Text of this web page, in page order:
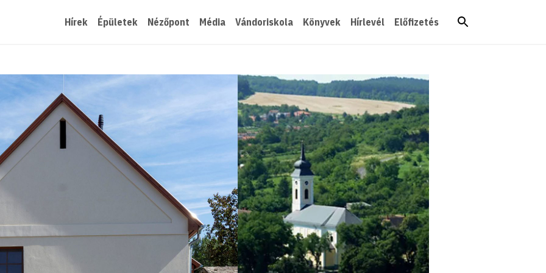
Hírek Épületek Nézőpont Média Vándoriskola Könyvek Hírlevél Előfizetés